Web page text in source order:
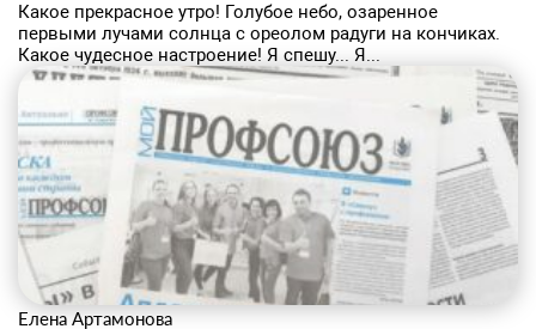
Какое прекрасное утро! Голубое небо, озаренное
первыми лучами солнца с ореолом радуги на кончиках.
Какое чудесное настроение! Я спешу... Я...
Елена Артамонова